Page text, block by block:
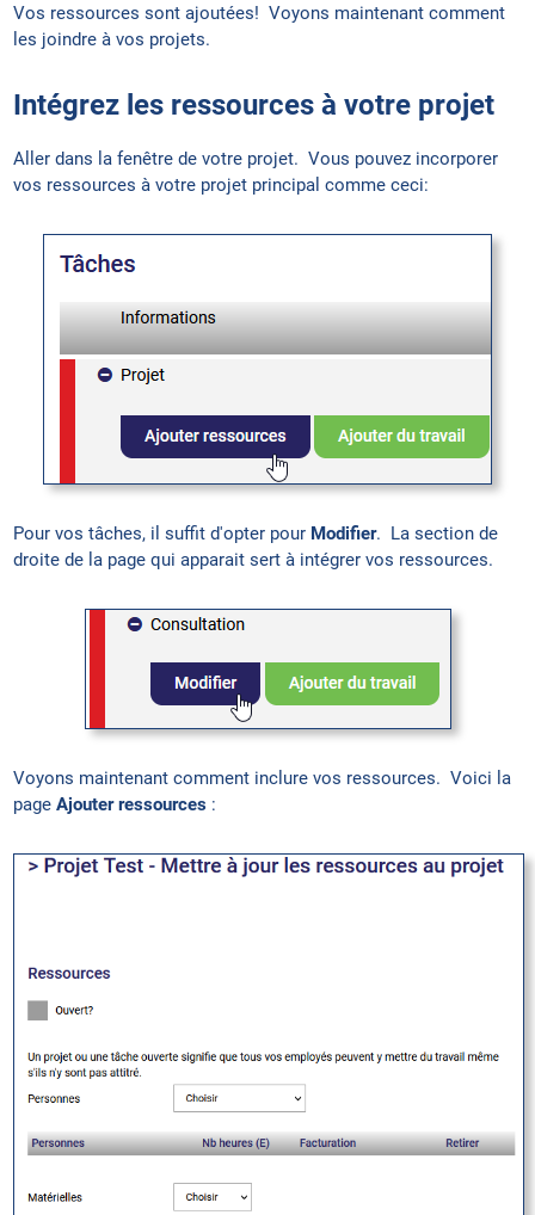
Vos ressources sont ajoutées! Voyons maintenant comment
les joindre à vos projets.
Intégrez les ressources à votre projet
Aller dans la fenêtre de votre projet. Vous pouvez incorporer
vos ressources à votre projet principal comme ceci:
Pour vos tâches, il suffit d'opter pour Modifier. La section de
droite de la page qui apparait sert à intégrer vos ressources.
Voyons maintenant comment inclure vos ressources. Voici la
pageAjouter ressources :